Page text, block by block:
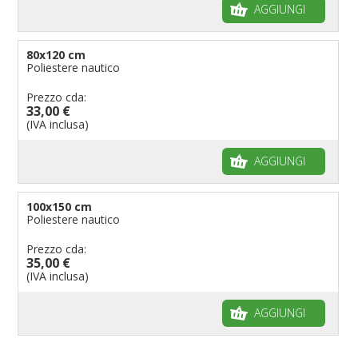
AGGIUNGI
80x120 cm
Poliestere nautico
Prezzo cda:
33,00 €
(IVA inclusa)
AGGIUNGI
100x150 cm
Poliestere nautico
Prezzo cda:
35,00 €
(IVA inclusa)
AGGIUNGI